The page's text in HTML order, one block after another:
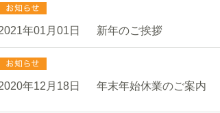
年01月01日 新年のご挨拶
年12月18日 年末年始休業のご案内